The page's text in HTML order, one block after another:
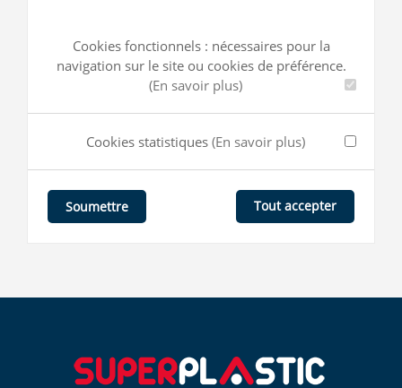
Cookies fonctionnels : nécessaires pour la
navigation sur le site ou cookies de préférence.
(En savoir plus)
Cookies statistiques (En savoir plus)
Soumettre Tout accepter